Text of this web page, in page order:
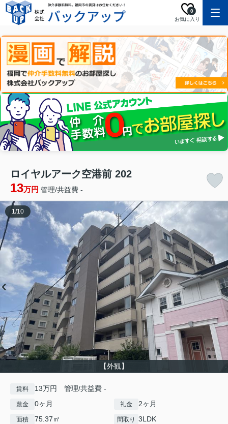
お気に入り
0
ロイヤルアーク空港前 202
13万円 管理/共益費 -
【外観】
1/10
賃料 13万円 管理/共益費 -
敷金 0ヶ月 礼金 2ヶ月
面積 75.37㎡ 間取り 3LDK